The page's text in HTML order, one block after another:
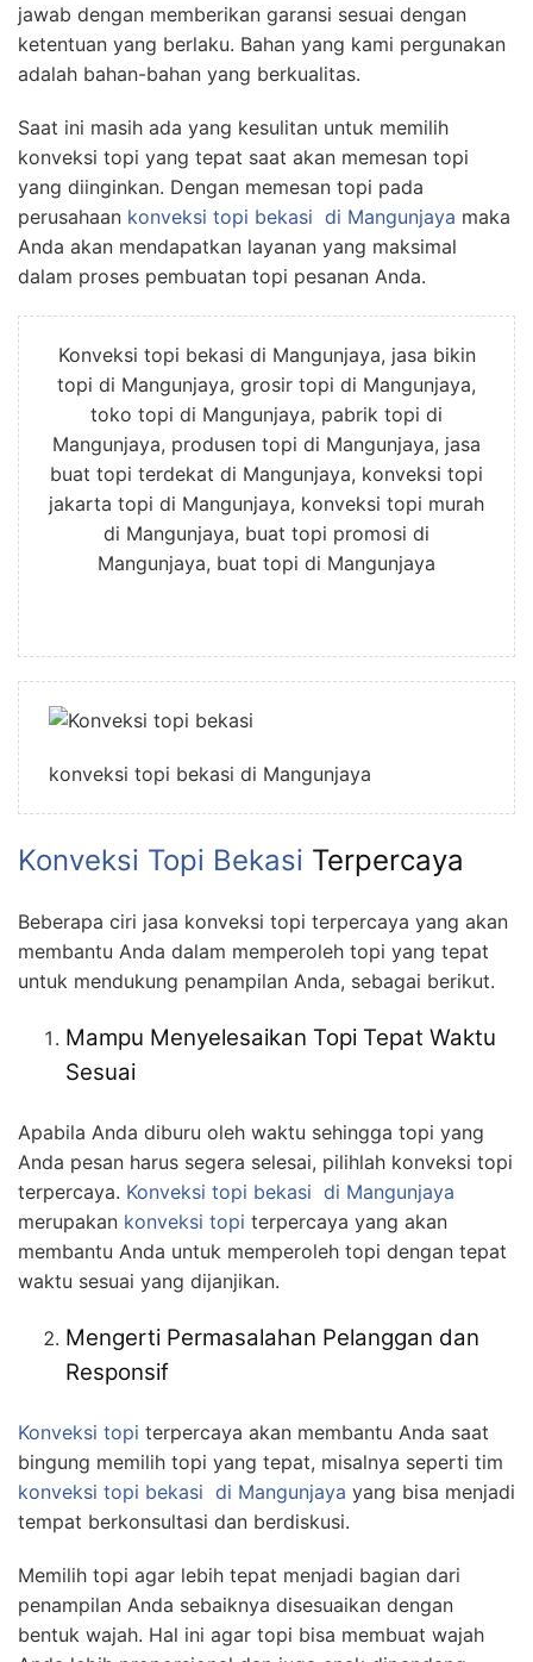
jawab dengan memberikan garansi sesuai dengan
ketentuan yang berlaku. Bahan yang kami pergunakan
adalah bahan-bahan yang berkualitas.
Saat ini masih ada yang kesulitan untuk memilih
konveksi topi yang tepat saat akan memesan topi
yang diinginkan. Dengan memesan topi pada
perusahaan konveksi topi bekasi di Mangunjaya maka
Anda akan mendapatkan layanan yang maksimal
dalam proses pembuatan topi pesanan Anda.
Konveksi topi bekasi di Mangunjaya, jasa bikin
topi di Mangunjaya, grosir topi di Mangunjaya,
toko topi di Mangunjaya, pabrik topi di
Mangunjaya, produsen topi di Mangunjaya, jasa
buat topi terdekat di Mangunjaya, konveksi topi
jakarta topi di Mangunjaya, konveksi topi murah
di Mangunjaya, buat topi promosi di
Mangunjaya, buat topi di Mangunjaya
konveksi topi bekasi di Mangunjaya
Konveksi Topi Bekasi Terpercaya
Beberapa ciri jasa konveksi topi terpercaya yang akan
membantu Anda dalam memperoleh topi yang tepat
untuk mendukung penampilan Anda, sebagai berikut.
Mampu Menyelesaikan Topi Tepat Waktu
Sesuai
Apabila Anda diburu oleh waktu sehingga topi yang
Anda pesan harus segera selesai, pilihlah konveksi topi
terpercaya. Konveksi topi bekasi di Mangunjaya
merupakan konveksi topi terpercaya yang akan
membantu Anda untuk memperoleh topi dengan tepat
waktu sesuai yang dijanjikan.
Mengerti Permasalahan Pelanggan dan
Responsif
Konveksi topi terpercaya akan membantu Anda saat
bingung memilih topi yang tepat, misalnya seperti tim
konveksi topi bekasi di Mangunjaya yang bisa menjadi
tempat berkonsultasi dan berdiskusi.
Memilih topi agar lebih tepat menjadi bagian dari
penampilan Anda sebaiknya disesuaikan dengan
bentuk wajah. Hal ini agar topi bisa membuat wajah